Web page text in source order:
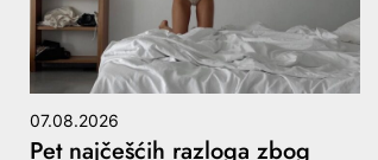
07.08.2026
Pet najčešćih razloga zbog